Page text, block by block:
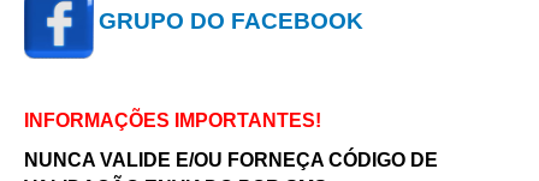
GRUPO DO FACEBOOK
INFORMAÇÕES IMPORTANTES!
NUNCA VALIDE E/OU FORNEÇA CÓDIGO DE